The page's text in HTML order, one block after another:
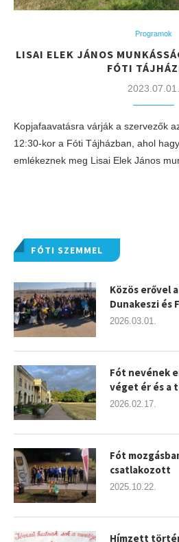
Programok
LISAI ELEK JÁNOS
FÓTI
2023.07.01.
Kopjafaavatásra várják a szervezők
12:30-kor a Fóti Tájházban, ahol
emlékeznek meg Lisai Elek János
FÓTI SZEMMEL
Közös erővel
Dunakeszi és
2026.03.01.
Fót nevének
véget ér és a
2026.02.17.
Fót
csatlakozott
2025.10.22.
Hímzett